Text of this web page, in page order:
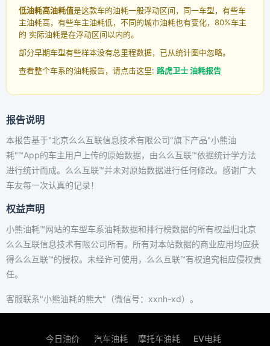
低油耗高油耗值是这款车的油耗一般浮动区间，同一车型，有些车
主油耗高，有些车主油耗低，不同的城市油耗也有变化，80%车主
的 实际油耗是在浮动区间以内的。
部分早期车型有些样本没有总里程数据，已从统计图中忽略。
查看整个车系的油耗报告，请点击这里: 路虎卫士 油耗报告
报告说明
本报告基于"北京么么互联信息技术有限公司"旗下产品"小熊油
耗"™App的车主用户上传的原始数据，由么么互联™依据统计学方法
进行统计而成。么么互联™并未对原始数据进行任何修改。感谢广大
车友每一次认真的记录！
权益声明
小熊油耗™网站的车型车系油耗数据和排行榜数据的所有权益归北京
么么互联信息技术有限公司所有。所有对本站数据的商业应用均应获
得么么互联™的授权。未经许可使用，么么互联™有权追究相应侵权责
任。
客服联系"小熊油耗的熊大"（微信号：xxnh-xd）。
今日油价 汽车油耗 摩托车油耗 EV电耗